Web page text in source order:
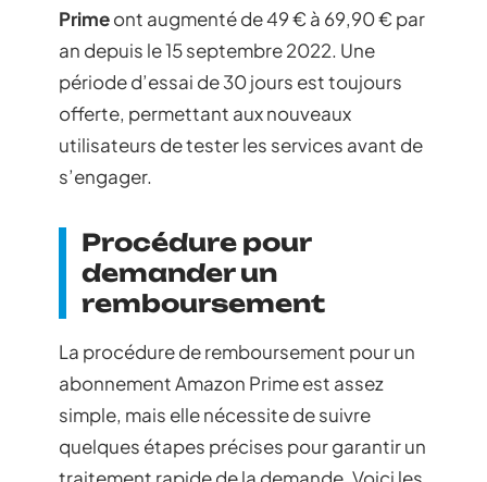
Primeont augmenté de 49 € à 69,90 € par
an depuis le 15 septembre 2022. Une
période d’essai de 30 jours est toujours
offerte, permettant aux nouveaux
utilisateurs de tester les services avant de
s’engager.
Procédure pour
demander un
remboursement
La procédure de remboursement pour un
abonnement Amazon Prime est assez
simple, mais elle nécessite de suivre
quelques étapes précises pour garantir un
traitement rapide de la demande. Voici les